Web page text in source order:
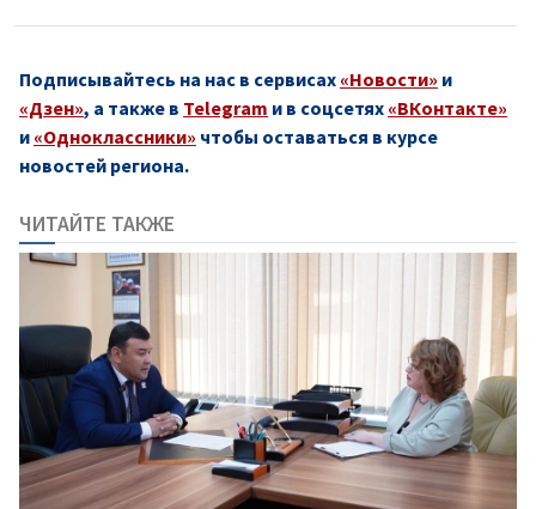
Подписывайтесь на нас в сервисах «Новости» и
«Дзен», а также в Telegram и в соцсетях «ВКонтакте»
и «Одноклассники» чтобы оставаться в курсе
новостей региона.
ЧИТАЙТЕ ТАКЖЕ